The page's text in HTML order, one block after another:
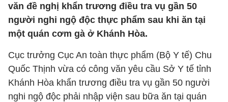
văn đề nghị khẩn trương điều tra vụ gần 50
người nghi ngộ độc thực phẩm sau khi ăn tại
một quán cơm gà ở Khánh Hòa.
Cục trưởng Cục An toàn thực phẩm (Bộ Y tế) Chu
Quốc Thịnh vừa có công văn yêu cầu Sở Y tế tỉnh
Khánh Hòa khẩn trương điều tra vụ gần 50 người
nghi ngộ độc phải nhập viện sau bữa ăn tại quán